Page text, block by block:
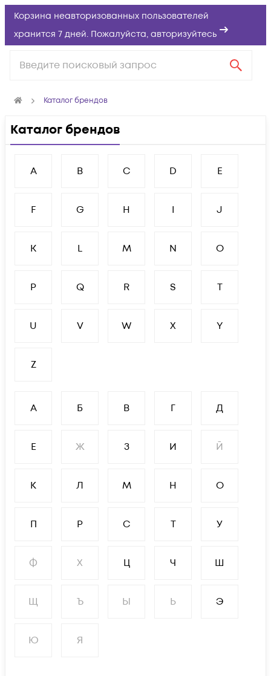
Корзина неавторизованных пользователей
хранится 7 дней. Пожалуйста, авторизуйтесь
Каталог брендов
Каталог брендов
A B C D E
F G H I J
K L M N O
P Q R S T
U V W X Y
Z
А Б В Г Д
Е Ж З И Й
К Л М Н О
П Р С Т У
Ф Х Ц Ч Ш
Щ Ъ Ы Ь Э
Ю Я